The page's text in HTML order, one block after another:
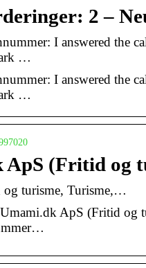
2 –
I answered the
…
I answered the
…
ApS (Fritid og
turisme, Turisme,…
ApS (Fritid og